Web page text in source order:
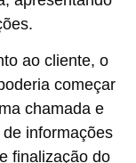
ao cliente, o
começar
chamada e
informações
finalização do